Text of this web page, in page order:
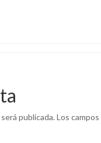
publicada. Los